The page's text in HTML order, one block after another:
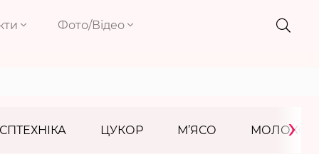
Фото/Відео
ЦУКОР М’ЯСО МОЛОКО
›